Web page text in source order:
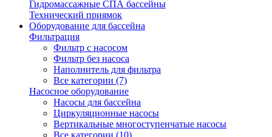
Гидромассажные СПА бассейны
Технический приямок
Оборудование для бассейна
Фильтрация
Фильтр с насосом
Фильтр без насоса
Наполнитель для фильтра
Все категории (7)
Насосное оборудование
Насосы для бассейна
Циркуляционные насосы
Вертикальные многоступенчатые насосы
Все категории (10)